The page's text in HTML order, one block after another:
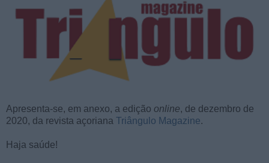
Apresenta-se, em anexo, a edição online, de dezembro de
2020, da revista açoriana Triângulo Magazine.
Haja saúde!